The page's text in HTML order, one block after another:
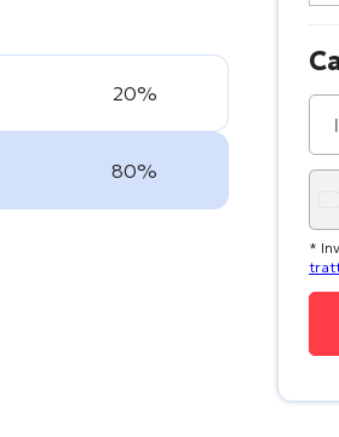
20%
80%
*